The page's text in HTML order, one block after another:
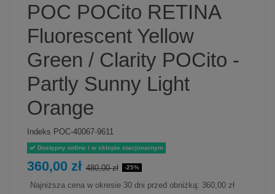
POC POCito RETINA
Fluorescent Yellow
Green / Clarity POCito -
Partly Sunny Light
Orange
Indeks POC-40067-9611
Dostępny online i w sklepie stacjonarnym
360,00 zł 480,00 zł -25%
Najniższa cena w okresie 30 dni przed obniżką: 360,00 zł